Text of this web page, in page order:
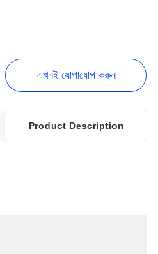
এখনই যোগাযোগ করুন
Product Description